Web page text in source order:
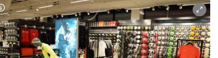
Untermenü
Untermenü
Untermenü
Copyright-Hinweis öffnen/schließen